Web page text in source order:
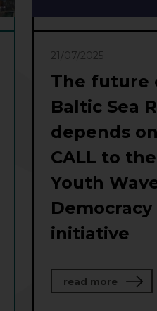
21/07/2025
The future
Baltic Sea
depends
CALL to
Youth
Democracy
initiative
read more about